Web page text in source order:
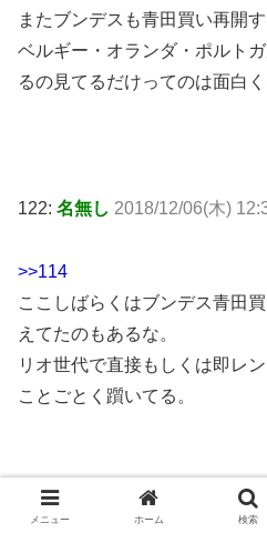
またブンデスも青田買い再開
ベルギー・オランダ・ポルト
るの見てるだけってのは面白
122: 名無し 2018/12/06(木)
>>114
ここしばらくはブンデス青田
えてたのもあるな。
リオ世代で直接もしくは即レ
ことごとく躓いてる。
130:名無し 2018/12/06(木)
メニュー ホーム 検索